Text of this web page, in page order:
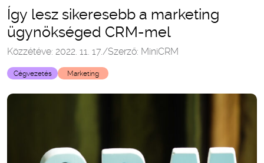
Így lesz sikeresebb a marketing
ügynökséged CRM-mel
Közzétéve: 2022. 11. 17./Szerző: MiniCRM
Cégvezetés Marketing